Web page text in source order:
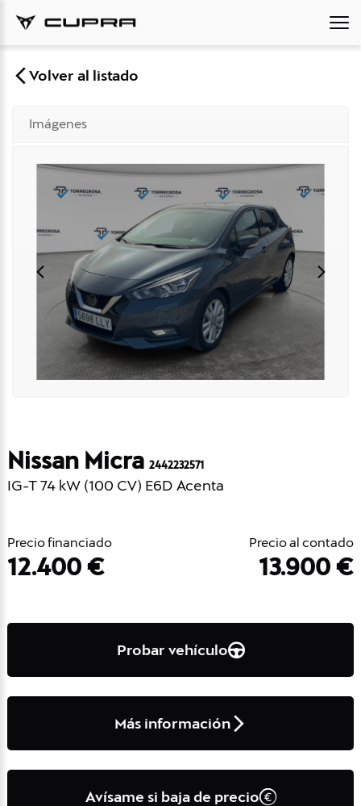
Volver al listado
Imágenes
Nissan Micra 2442232571
IG-T 74 kW (100 CV) E6D Acenta
Precio financiado
12.400 €
Precio al contado
13.900 €
Probar vehículo
Más información
Avísame si baja de precio